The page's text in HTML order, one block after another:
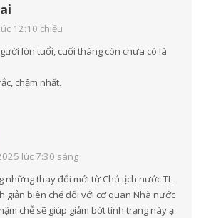
12:10 chiều
lớn tuổi, cuối tháng còn chưa có là
chậm nhất.
lúc 7:30 sáng
những thay đổi mới từ Chủ tịch nước TL
giản biên chế đối với cơ quan Nhà nước
chễ sẽ giúp giảm bớt tình trạng này ạ